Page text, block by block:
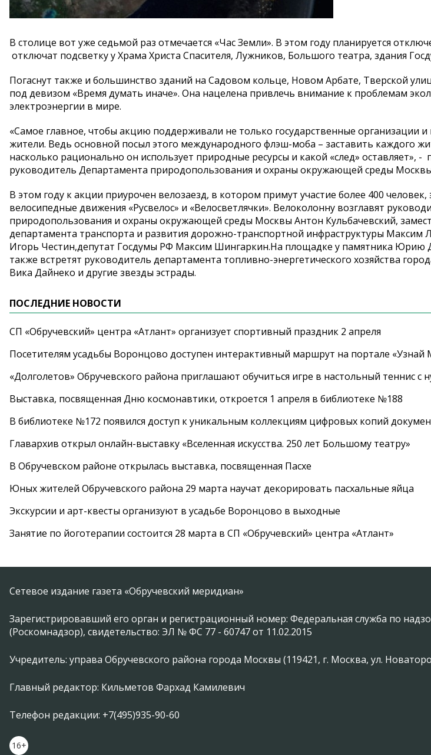
В столице вот уже седьмой раз отмечается «Час Земли». В этом году планируется
отключат подсветку у Храма Христа Спасителя, Лужников, Большого театра, здания
Погаснут также и большинство зданий на Садовом кольце, Новом Арбате, Тверской
под девизом «Время думать иначе». Она нацелена привлечь внимание к проблемам
электроэнергии в мире.
«Самое главное, чтобы акцию поддерживали не только государственные организации
жители. Ведь основной посыл этого международного флэш-моба – заставить каждого
насколько рационально он использует природные ресурсы и какой «след» оставляет»,
руководитель Департамента природопользования и охраны окружающей среды
В этом году к акции приурочен велозаезд, в котором примут участие более 400 человек,
велосипедные движения «Русвелос» и «Велосветлячки». Велоколонну возглавят
природопользования и охраны окружающей среды Москвы Антон Кульбачевский,
департамента транспорта и развития дорожно-транспортной инфраструктуры Максим
Игорь Честин,депутат Госдумы РФ Максим Шингаркин.На площадке у памятника Юрию
также встретят руководитель департамента топливно-энергетического хозяйства
Вика Дайнеко и другие звезды эстрады.
ПОСЛЕДНИЕ НОВОСТИ
СП «Обручевский» центра «Атлант» организует спортивный праздник 2 апреля
Посетителям усадьбы Воронцово доступен интерактивный маршрут на портале «Узнай
«Долголетов» Обручевского района приглашают обучиться игре в настольный теннис с
Выставка, посвященная Дню космонавтики, откроется 1 апреля в библиотеке №188
В библиотеке №172 появился доступ к уникальным коллекциям цифровых копий
Главархив открыл онлайн-выставку «Вселенная искусства. 250 лет Большому театру»
В Обручевском районе открылась выставка, посвященная Пасхе
Юных жителей Обручевского района 29 марта научат декорировать пасхальные яйца
Экскурсии и арт-квесты организуют в усадьбе Воронцово в выходные
Занятие по йоготерапии состоится 28 марта в СП «Обручевский» центра «Атлант»
Сетевое издание газета «Обручевский меридиан»
Зарегистрировавший его орган и регистрационный номер: Федеральная служба по
(Роскомнадзор), свидетельство: ЭЛ № ФС 77 - 60747 от 11.02.2015
Учредитель: управа Обручевского района города Москвы (119421, г. Москва, ул.
Главный редактор: Кильметов Фархад Камилевич
Телефон редакции: +7(495)935-90-60
16+